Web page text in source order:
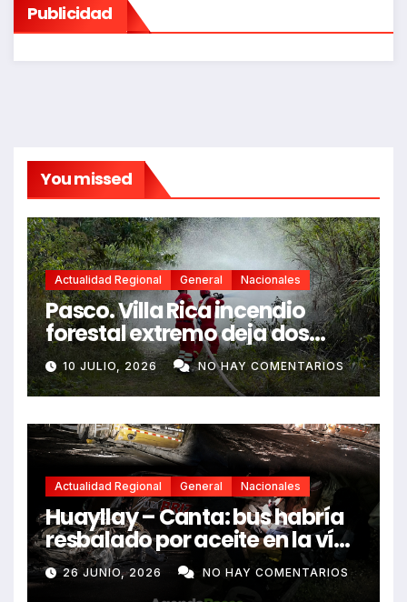
Publicidad
You missed
Actualidad Regional General Nacionales
Pasco. Villa Rica incendio
forestal extremo deja dos
fallecidos y heridos
10 JULIO, 2026 NO HAY COMENTARIOS
Actualidad Regional General Nacionales
Huayllay – Canta: bus habría
resbalado por aceite en la vía
e impactó auto siniestrado
dejando dos fallecidos
26 JUNIO, 2026 NO HAY COMENTARIOS